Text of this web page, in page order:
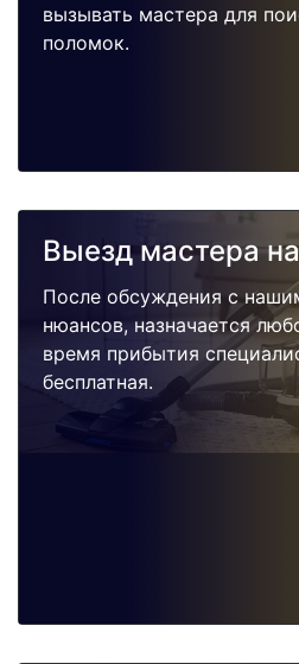
вызывать мастера для
поломок.
Выезд мастера
После обсуждения с
нюансов, назначается
время прибытия
бесплатная.